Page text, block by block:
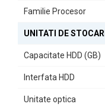
Acest model face parte
având o frecvență de
Graphics, oferă
În concluzie,All In One
perfect pentru orice
Familie Procesor
UNITATI DE
Capacitate HDD (GB)
Interfata HDD
Unitate optica